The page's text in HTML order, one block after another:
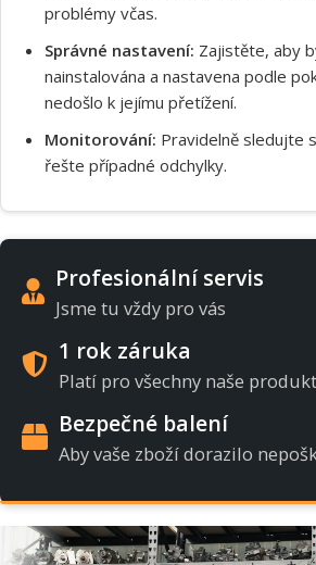
problémy včas.
Správné nastavení: Zajistěte, aby
nainstalována a nastavena podle
nedošlo k jejímu přetížení.
Monitorování: Pravidelně sledujte
řešte případné odchylky.
Profesionální servis
Jsme tu vždy pro vás
1 rok záruka
Platí pro všechny naše
Bezpečné balení
Aby vaše zboží dorazilo